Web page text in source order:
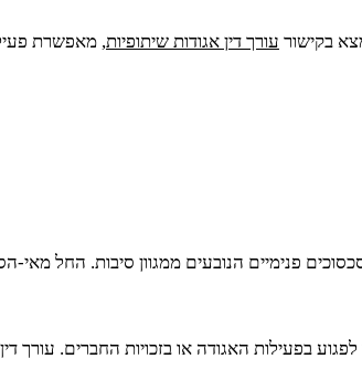
בקישור עורך דין אגודות שיתופיות, מאפשרת
פנימיים הנובעים ממגוון סיבות. החל מאי-
בפעילות האגודה או בזכויות החברים.